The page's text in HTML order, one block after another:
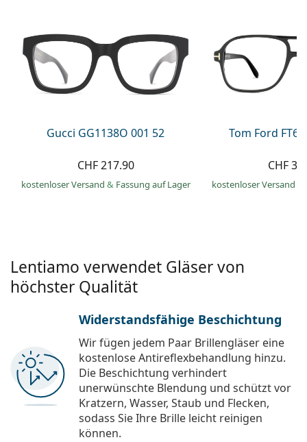
Prada
Alle Marken
Gucci GG1138O 001 52
CHF 217.90
kostenloser Versand & Fassung auf Lager
Tom Ford
CHF
kostenloser Versand
Lentiamo verwendet Gläser von
höchster Qualität
Widerstandsfähige Beschichtung
Wir fügen jedem Paar Brillengläser eine
kostenlose Antireflexbehandlung hinzu.
Die Beschichtung verhindert
unerwünschte Blendung und schützt vor
Kratzern, Wasser, Staub und Flecken,
sodass Sie Ihre Brille leicht reinigen
können.